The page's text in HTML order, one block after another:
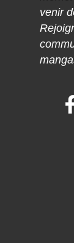
venir